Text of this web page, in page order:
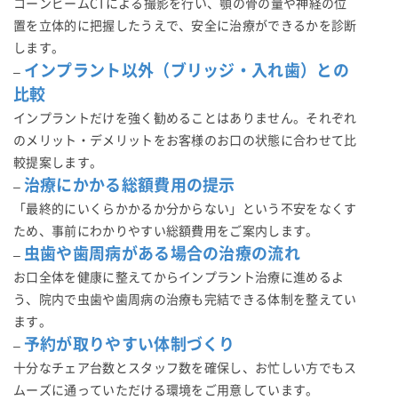
コーンビームCTによる撮影を行い、顎の骨の量や神経の位
置を立体的に把握したうえで、安全に治療ができるかを診断
します。
– インプラント以外（ブリッジ・入れ歯）との
比較
インプラントだけを強く勧めることはありません。それぞれ
のメリット・デメリットをお客様のお口の状態に合わせて比
較提案します。
– 治療にかかる総額費用の提示
「最終的にいくらかかるか分からない」という不安をなくす
ため、事前にわかりやすい総額費用をご案内します。
– 虫歯や歯周病がある場合の治療の流れ
お口全体を健康に整えてからインプラント治療に進めるよ
う、院内で虫歯や歯周病の治療も完結できる体制を整えてい
ます。
– 予約が取りやすい体制づくり
十分なチェア台数とスタッフ数を確保し、お忙しい方でもス
ムーズに通っていただける環境をご用意しています。